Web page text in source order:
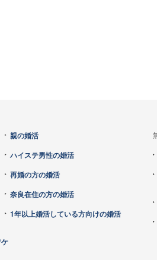
親の婚活
ハイステ男性の婚活
再婚の方の婚活
奈良在住の方の婚活
1年以上婚活している方向けの婚活